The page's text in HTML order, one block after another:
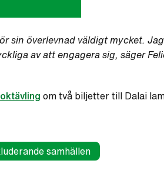
sin överlevnad väldigt mycket.
av att engagera sig, säger
om två biljetter till Dalai
samhällen